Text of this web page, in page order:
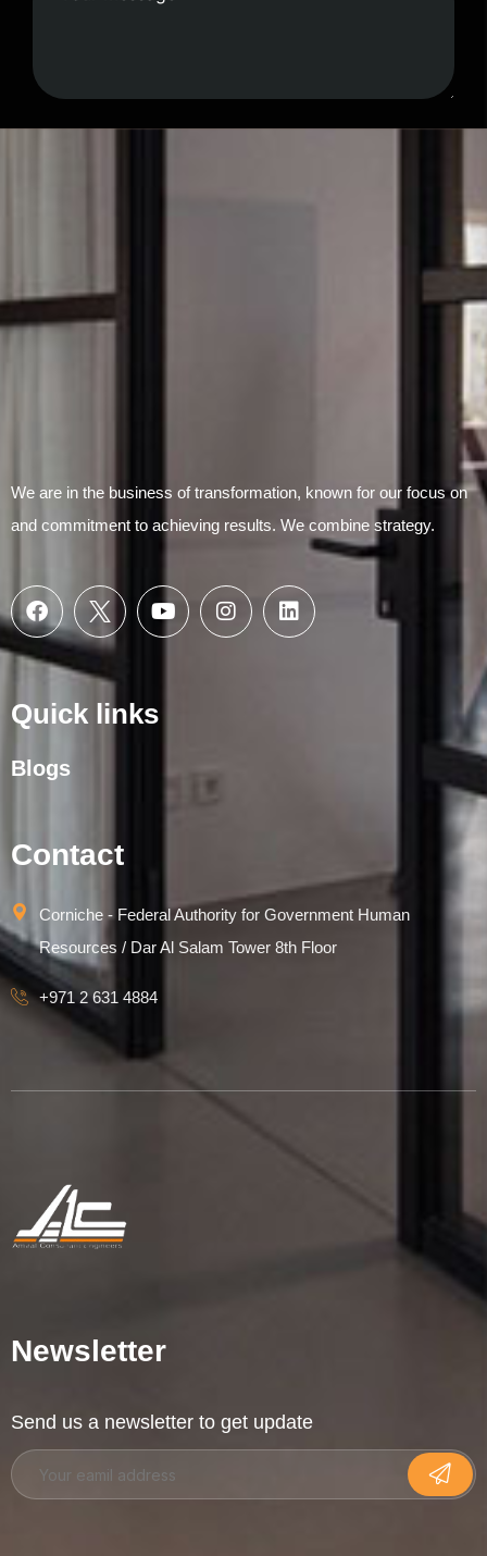
We are in the business of transformation, known for our focus on
and commitment to achieving results. We combine strategy.
Quick links
Blogs
Contact
Corniche - Federal Authority for Government Human
Resources / Dar Al Salam Tower 8th Floor
+971 2 631 4884
Newsletter
Send us a newsletter to get update